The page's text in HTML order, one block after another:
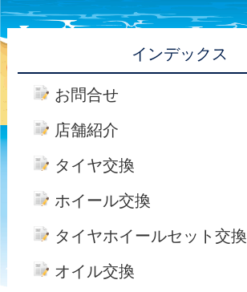
インデックス
お問合せ
店舗紹介
タイヤ交換
ホイール交換
タイヤホイールセット交換
オイル交換